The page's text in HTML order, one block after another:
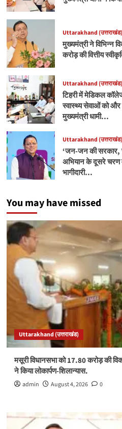
Uttarakhand (उत्तराखंड)
मुख्यमंत्री ने विभिन्न
करोड़ की वित्तीय
Uttarakhand (उत्तराखंड)
टिहरी में मेडिकल
स्वास्थ्य सेवाओं को
मुख्यमंत्री धामी…
Uttarakhand (उत्तराखंड)
‘जन-जन की सरकार,
अभियान के दूसरे चरण
भागीदारी…
You may have missed
Uttarakhand (उत्तराखंड)
मसूरी विधानसभा को 17.80 करोड़ की
ने किया लोकार्पण-शिलान्यास.
admin August 4, 2026 0